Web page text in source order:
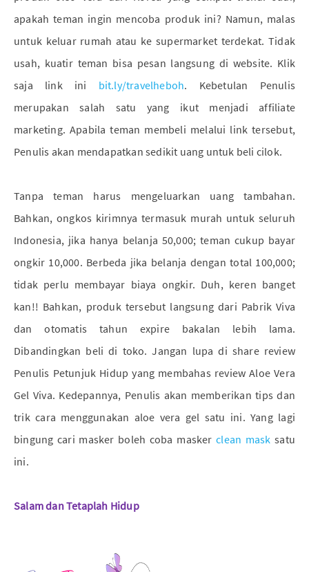
apakah teman ingin mencoba produk ini? Namun, malas
untuk keluar rumah atau ke supermarket terdekat. Tidak
usah, kuatir teman bisa pesan langsung di website. Klik
saja link ini bit.ly/travelheboh. Kebetulan Penulis
merupakan salah satu yang ikut menjadi affiliate
marketing. Apabila teman membeli melalui link tersebut,
Penulis akan mendapatkan sedikit uang untuk beli cilok.
Tanpa teman harus mengeluarkan uang tambahan.
Bahkan, ongkos kirimnya termasuk murah untuk seluruh
Indonesia, jika hanya belanja 50,000; teman cukup bayar
ongkir 10,000. Berbeda jika belanja dengan total 100,000;
tidak perlu membayar biaya ongkir. Duh, keren banget
kan!! Bahkan, produk tersebut langsung dari Pabrik Viva
dan otomatis tahun expire bakalan lebih lama.
Dibandingkan beli di toko. Jangan lupa di share review
Penulis Petunjuk Hidup yang membahas review Aloe Vera
Gel Viva. Kedepannya, Penulis akan memberikan tips dan
trik cara menggunakan aloe vera gel satu ini. Yang lagi
bingung cari masker boleh coba masker clean masksatu
ini.
Salam dan Tetaplah Hidup